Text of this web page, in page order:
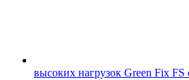
высоких нагрузок Green Fix